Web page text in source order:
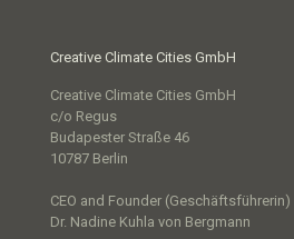
Creative Climate Cities GmbH
Creative Climate Cities GmbH
c/o Regus
Budapester Straße 46
10787 Berlin
CEO and Founder (Geschäftsführerin)
Dr. Nadine Kuhla von Bergmann